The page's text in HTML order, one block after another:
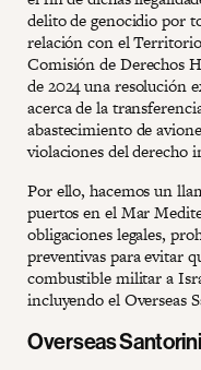
delito de genocidio por
relación con el
Comisión de Derechos
de 2024 una resolución
acerca de la
abastecimiento de
violaciones del derecho
Por ello, hacemos un
puertos en el Mar
obligaciones legales,
preventivas para evitar
combustible militar a
incluyendo el Overseas
Overseas